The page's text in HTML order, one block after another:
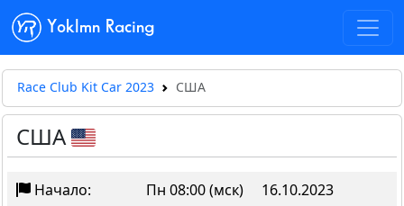
Yoklmn Racing
Race Club Kit Car 2023 США
США
Начало: Пн 08:00 (мск)
16.10.2023